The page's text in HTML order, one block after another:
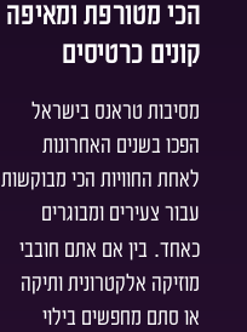
הכי מטורפת ומאיפה
קונים כרטיסים
מסיבות טראנס בישראל
הפכו בשנים האחרונות
לאחת החוויות הכי מבוקשות
עבור צעירים ומבוגרים
כאחד. בין אם אתם חובבי
מוזיקה אלקטרונית ותיקה
או סתם מחפשים בילוי